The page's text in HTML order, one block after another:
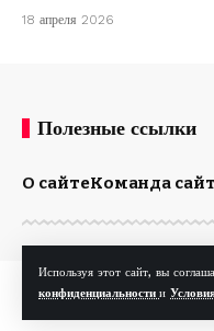
Используя этот сайт, вы
конфиденциальности и
18 апреля 2026
Полезные ссылки
О сайтеКоманда
© Kp.md.